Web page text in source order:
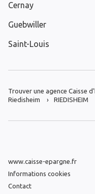
Cernay
Guebwiller
Saint-Louis
Trouver une agence Caisse
Riedisheim
RIEDISHEIM
www.caisse-epargne.fr
Informations cookies
Contact